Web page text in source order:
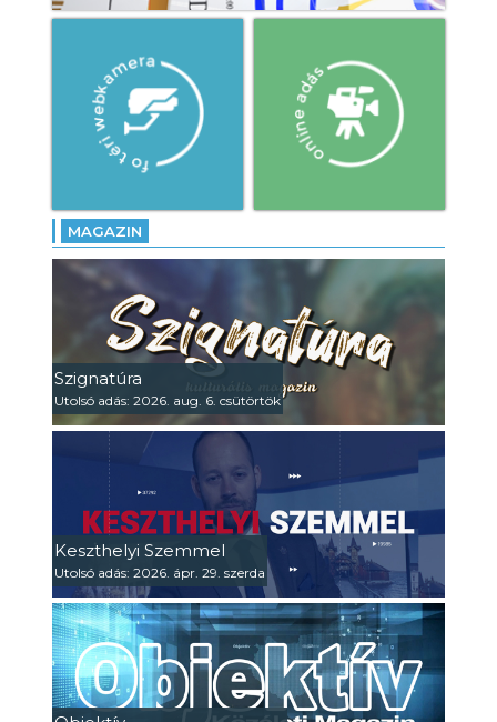
MAGAZIN
Szignatúra
Utolsó adás: 2026. aug. 6. csütörtök
Keszthelyi Szemmel
Utolsó adás: 2026. ápr. 29. szerda